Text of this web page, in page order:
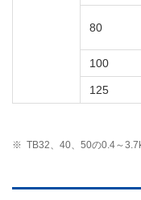
80
100
125
※ TB32、40、50の0.4～